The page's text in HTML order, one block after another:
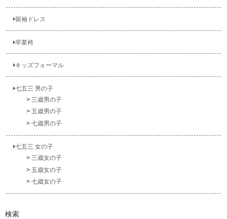
留袖ドレス
卒業袴
キッズフォーマル
七五三 男の子
三歳男の子
五歳男の子
七歳男の子
七五三 女の子
三歳女の子
五歳女の子
七歳女の子
検索